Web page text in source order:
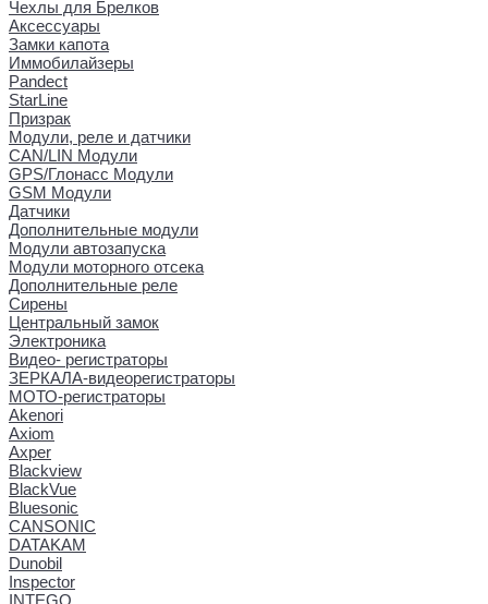
Чехлы для Брелков
Аксессуары
Замки капота
Иммобилайзеры
Pandect
StarLine
Призрак
Модули, реле и датчики
CAN/LIN Модули
GPS/Глонасс Модули
GSM Модули
Датчики
Дополнительные модули
Модули автозапуска
Модули моторного отсека
Дополнительные реле
Сирены
Центральный замок
Электроника
Видео- регистраторы
ЗЕРКАЛА-видеорегистраторы
МОТО-регистраторы
Akenori
Axiom
Axper
Blackview
BlackVue
Bluesonic
CANSONIC
DATAKAM
Dunobil
Inspector
INTEGO